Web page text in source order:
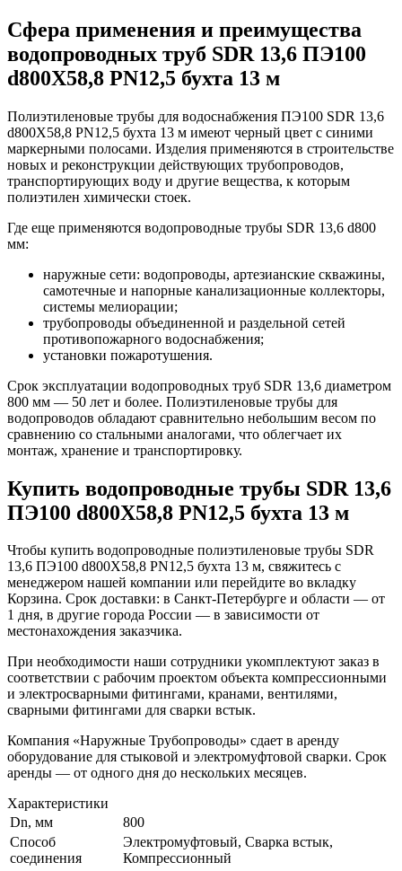
Сфера применения и преимущества
водопроводных труб SDR 13,6 ПЭ100
d800Х58,8 PN12,5 бухта 13 м
Полиэтиленовые трубы для водоснабжения ПЭ100 SDR 13,6
d800Х58,8 PN12,5 бухта 13 м имеют черный цвет с синими
маркерными полосами. Изделия применяются в строительстве
новых и реконструкции действующих трубопроводов,
транспортирующих воду и другие вещества, к которым
полиэтилен химически стоек.
Где еще применяются водопроводные трубы SDR 13,6 d800
мм:
наружные сети: водопроводы, артезианские скважины,
самотечные и напорные канализационные коллекторы,
системы мелиорации;
трубопроводы объединенной и раздельной сетей
противопожарного водоснабжения;
установки пожаротушения.
Срок эксплуатации водопроводных труб SDR 13,6 диаметром
800 мм — 50 лет и более. Полиэтиленовые трубы для
водопроводов обладают сравнительно небольшим весом по
сравнению со стальными аналогами, что облегчает их
монтаж, хранение и транспортировку.
Купить водопроводные трубы SDR 13,6
ПЭ100 d800Х58,8 PN12,5 бухта 13 м
Чтобы купить водопроводные полиэтиленовые трубы SDR
13,6 ПЭ100 d800Х58,8 PN12,5 бухта 13 м, свяжитесь с
менеджером нашей компании или перейдите во вкладку
Корзина. Срок доставки: в Санкт-Петербурге и области — от
1 дня, в другие города России — в зависимости от
местонахождения заказчика.
При необходимости наши сотрудники укомплектуют заказ в
соответствии с рабочим проектом объекта компрессионными
и электросварными фитингами, кранами, вентилями,
сварными фитингами для сварки встык.
Компания «Наружные Трубопроводы» сдает в аренду
оборудование для стыковой и электромуфтовой сварки. Срок
аренды — от одного дня до нескольких месяцев.
Характеристики
Dn, мм
800
Способ
соединения
Электромуфтовый, Сварка встык,
Компрессионный